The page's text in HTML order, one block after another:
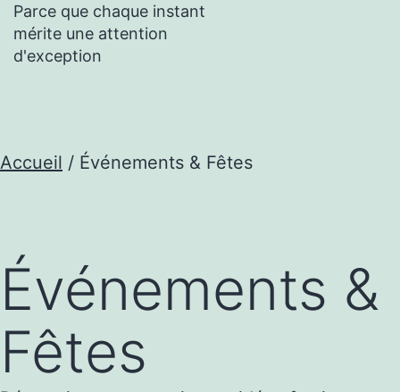
Parce que chaque instant
mérite une attention
d'exception
Accueil / Événements & Fêtes
Événements &
Fêtes